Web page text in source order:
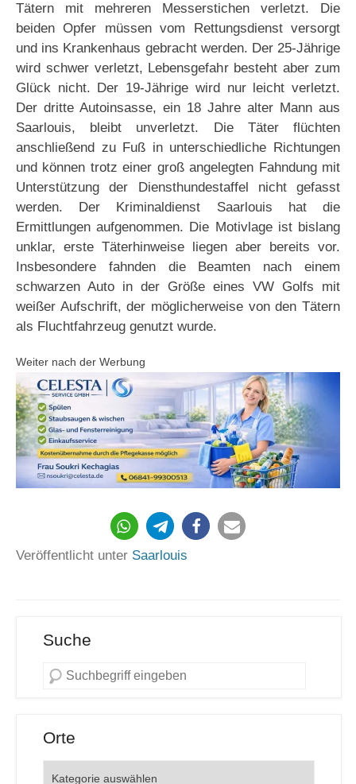
Tätern mit mehreren Messerstichen verletzt. Die
beiden Opfer müssen vom Rettungsdienst versorgt
und ins Krankenhaus gebracht werden. Der 25-Jährige
wird schwer verletzt, Lebensgefahr besteht aber zum
Glück nicht. Der 19-Jährige wird nur leicht verletzt.
Der dritte Autoinsasse, ein 18 Jahre alter Mann aus
Saarlouis, bleibt unverletzt. Die Täter flüchten
anschließend zu Fuß in unterschiedliche Richtungen
und können trotz einer groß angelegten Fahndung mit
Unterstützung der Diensthundestaffel nicht gefasst
werden. Der Kriminaldienst Saarlouis hat die
Ermittlungen aufgenommen. Die Motivlage ist bislang
unklar, erste Täterhinweise liegen aber bereits vor.
Insbesondere fahnden die Beamten nach einem
schwarzen Auto in der Größe eines VW Golfs mit
weißer Aufschrift, der möglicherweise von den Tätern
als Fluchtfahrzeug genutzt wurde.
Weiter nach der Werbung
Veröffentlicht unter Saarlouis
Suche
Orte